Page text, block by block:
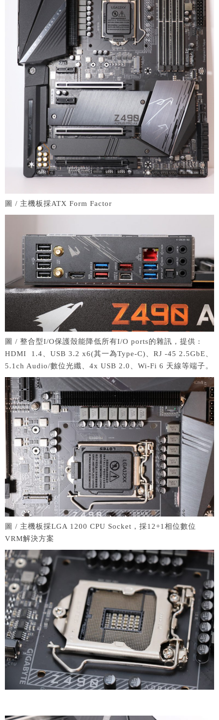
圖 / 主機板採ATX Form Factor
圖 / 整合型I/O保護殼能降低所有I/O ports的雜訊，提供 :
HDMI 1.4、USB 3.2 x6(其一為Type-C)、RJ -45 2.5GbE、
5.1ch Audio/數位光纖、4x USB 2.0、Wi-Fi 6 天線等端子。
圖 / 主機板採LGA 1200 CPU Socket，採12+1相位數位
VRM解決方案